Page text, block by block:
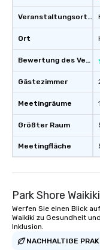
Veranstaltungsortstyp
Ort
Bewertung des Veranstaltungsortes
Gästezimmer
Meetingräume
Größter Raum
Meetingfläche
1
Park Shore
Werfen Sie einen Blick
Waikiki zu Gesundheit
Inklusion.
NACHHALTIGE